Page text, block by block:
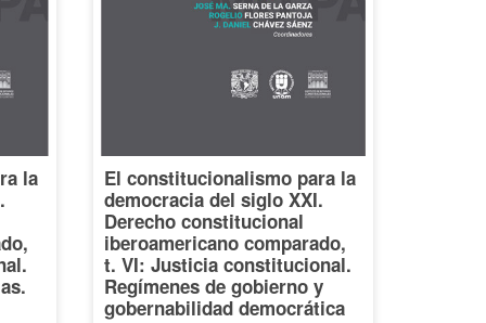
la
El constitucionalismo para la
democracia del siglo XXI.
Derecho constitucional
iberoamericano comparado,
t. VI: Justicia constitucional.
Regímenes de gobierno y
gobernabilidad democrática